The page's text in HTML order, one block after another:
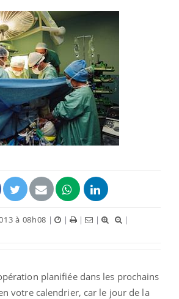
à 08h08 | | | |
|
planifiée dans les prochains
votre calendrier, car le jour de la